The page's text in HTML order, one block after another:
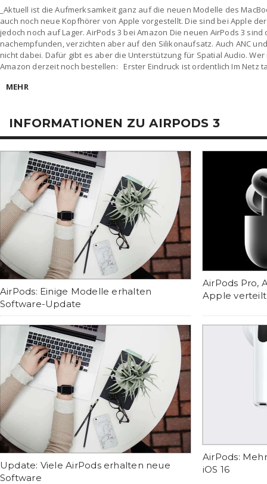
_Aktuell ist die Aufmerksamkeit ganz auf die neuen Modelle des
auch noch neue Kopfhörer von Apple vorgestellt. Die sind bei Apple
jedoch noch auf Lager. AirPods 3 bei Amazon Die neuen AirPods 3
nachempfunden, verzichten aber auf den Silikonaufsatz. Auch ANC
nicht dabei. Dafür gibt es aber die Unterstützung für Spatial Audio.
Amazon derzeit noch bestellen: Erster Eindruck ist ordentlich Im Netz
MEHR
INFORMATIONEN ZU AIRPODS 3
AirPods: Einige Modelle erhalten
Software-Update
AirPods Pro,
Apple
Update: Viele AirPods erhalten neue
Software
AirPods:
iOS 16